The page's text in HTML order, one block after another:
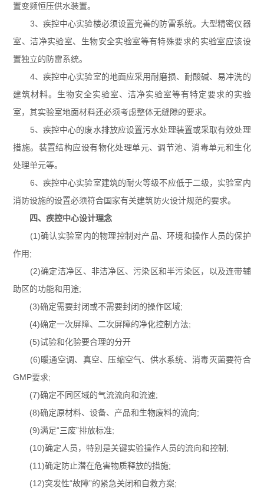
置变频恒压供水装置。
3、疾控中心实验楼必须设置完善的防雷系统。大型精密仪器
室、洁净实验室、生物安全实验室等有特殊要求的实验室应该设
置独立的防雷系统。
4、疾控中心实验室的地面应采用耐磨损、耐酸碱、易冲洗的
建筑材料。生物安全实验室、洁净实验室等有特定要求的实验
室，其实验室地面材料还必须考虑整体无缝隙的要求。
5、疾控中心的废水排放应设置污水处理装置或采取有效处理
措施。装置结构应设有物化处理单元、调节池、消毒单元和生化
处理单元等。
6、疾控中心实验室建筑的耐火等级不应低于二级，实验室内
消防设施的设置必须符合国家有关建筑防火设计规范的要求。
四、疾控中心设计理念
(1)确认实验室内的物理控制对产品、环境和操作人员的保护
作用;
(2)确定洁净区、非洁净区、污染区和半污染区，以及连带辅
助区的功能和用途;
(3)确定需要封闭或不需要封闭的操作区域;
(4)确定一次屏障、二次屏障的净化控制方法;
(5)试验和化验要合理的分开
(6)暖通空调、真空、压缩空气、供水系统、消毒灭菌要符合
GMP要求;
(7)确定不同区域的气流流向和流速;
(8)确定原材料、设备、产品和生物废料的流向;
(9)满足“三废”排放标准;
(10)确定人员，特别是关键实验操作人员的流向和控制;
(11)确定防止潜在危害物质释放的措施;
(12)突发性“故障”的紧急关闭和自救方案;